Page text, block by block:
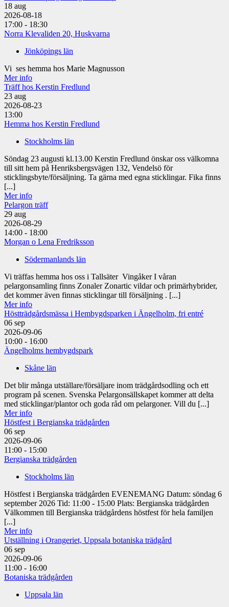
18 aug
2026-08-18
17:00 - 18:30
Norra Klevaliden 20, Huskvarna
Jönköpings län
Vi ses hemma hos Marie Magnusson
Mer info
Träff hos Kerstin Fredlund
23 aug
2026-08-23
13:00
Hemma hos Kerstin Fredlund
Stockholms län
Söndag 23 augusti kl.13.00 Kerstin Fredlund önskar oss välkomna
till sitt hem på Henriksbergsvägen 132, Vendelsö för
sticklingsbyte/försäljning. Ta gärna med egna sticklingar. Fika finns
[...]
Mer info
Pelargon träff
29 aug
2026-08-29
14:00 - 18:00
Morgan o Lena Fredriksson
Södermanlands län
Vi träffas hemma hos oss i Tallsäter Vingåker I våran
pelargonsamling finns Zonaler Zonartic vildar och primärhybrider,
det kommer även finnas sticklingar till försäljning . [...]
Mer info
Höstträdgårdsmässa i Hembygdsparken i Ängelholm, fri entré
06 sep
2026-09-06
10:00 - 16:00
Ängelholms hembygdspark
Skåne län
Det blir många utställare/försäljare inom trädgårdsodling och ett
program på scenen. Svenska Pelargonsällskapet kommer att delta
med sticklingar/plantor och goda råd om pelargoner. Vill du [...]
Mer info
Höstfest i Bergianska trädgården
06 sep
2026-09-06
11:00 - 15:00
Bergianska trädgården
Stockholms län
Höstfest i Bergianska trädgården EVENEMANG Datum: söndag 6
september 2026 Tid: 11:00 - 15:00 Plats: Bergianska trädgården
Välkommen till Bergianska trädgårdens höstfest för hela familjen
[...]
Mer info
Utställning i Orangeriet, Uppsala botaniska trädgård
06 sep
2026-09-06
11:00 - 16:00
Botaniska trädgården
Uppsala län